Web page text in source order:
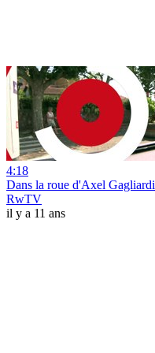
4:18
Dans la roue d'Axel Gagliardi
RwTV
il y a 11 ans